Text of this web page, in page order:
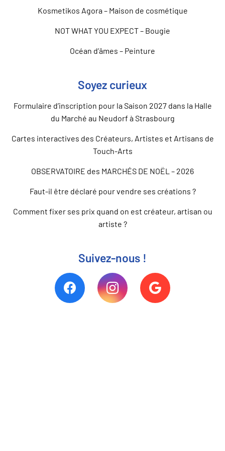
Kosmetikos Agora – Maison de cosmétique
NOT WHAT YOU EXPECT – Bougie
Océan d’âmes – Peinture
Soyez curieux
Formulaire d’inscription pour la Saison 2027 dans la Halle
du Marché au Neudorf à Strasbourg
Cartes interactives des Créateurs, Artistes et Artisans de
Touch-Arts
OBSERVATOIRE des MARCHÉS DE NOËL – 2026
Faut-il être déclaré pour vendre ses créations ?
Comment fixer ses prix quand on est créateur, artisan ou
artiste ?
Suivez-nous !